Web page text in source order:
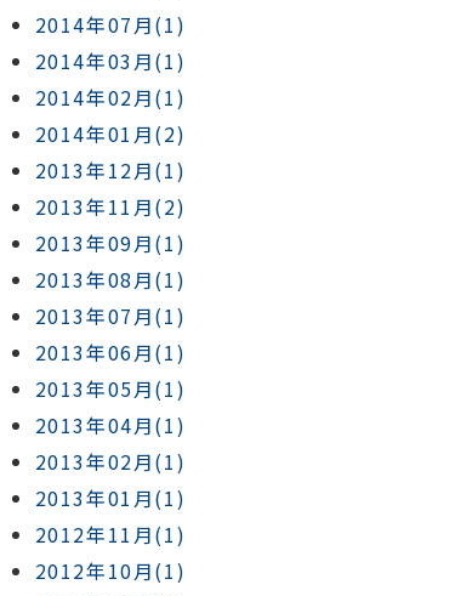
2014年07月(1)
2014年03月(1)
2014年02月(1)
2014年01月(2)
2013年12月(1)
2013年11月(2)
2013年09月(1)
2013年08月(1)
2013年07月(1)
2013年06月(1)
2013年05月(1)
2013年04月(1)
2013年02月(1)
2013年01月(1)
2012年11月(1)
2012年10月(1)